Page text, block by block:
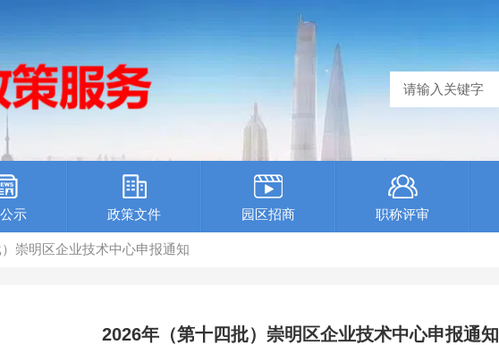
示 政策文件 园区招商 职称评审
崇明区企业技术中心申报通知
2026年（第十四批）崇明区企业技术中心申报通知